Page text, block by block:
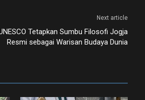
Next article
Tetapkan Sumbu Filosofi Jogja
Resmi sebagai Warisan Budaya Dunia